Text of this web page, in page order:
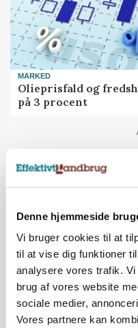
Denne hjemmeside
Vi bruger cookies til at
til at vise dig funktioner
analysere vores trafik.
brug af vores website
sociale medier,
Vores partnere kan
MARKED
Olieprisfald og
på 3 procent
BUSINESS